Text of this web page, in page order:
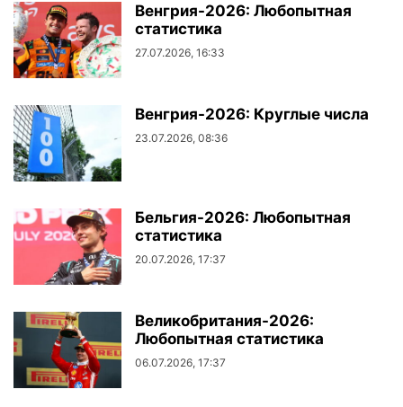
Венгрия-2026: Любопытная
статистика
27.07.2026, 16:33
Венгрия-2026: Круглые числа
23.07.2026, 08:36
Бельгия-2026: Любопытная
статистика
20.07.2026, 17:37
Великобритания-2026:
Любопытная статистика
06.07.2026, 17:37